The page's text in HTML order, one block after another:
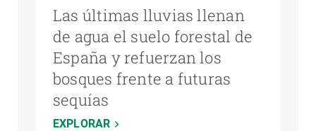
Las últimas lluvias llenan
de agua el suelo forestal de
España y refuerzan los
bosques frente a futuras
sequías
EXPLORAR